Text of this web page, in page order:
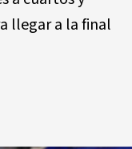
llegar a la final